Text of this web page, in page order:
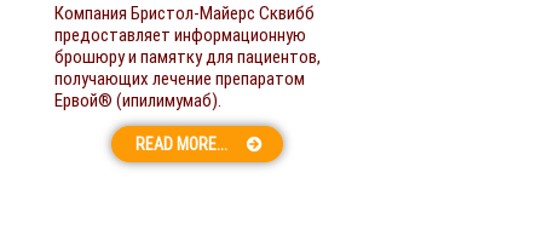
Компания Бристол-Майерс Сквибб
предоставляет информационную
брошюру и памятку для пациентов,
получающих лечение препаратом
Ервой® (ипилимумаб).
READ MORE...